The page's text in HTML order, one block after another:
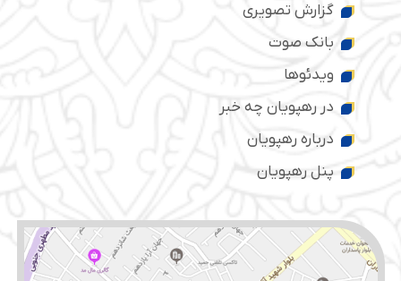
گزارش تصویری
بانک صوت
ویدئوها
در رهپویان چه خبر
درباره رهپویان
پنل رهپویان